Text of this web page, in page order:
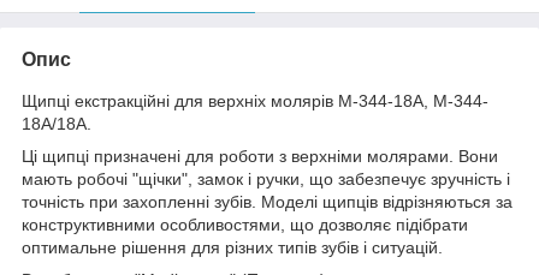
Опис
Щипці екстракційні для верхніх молярів M-344-18A, M-344-
18A/18A.
Ці щипці призначені для роботи з верхніми молярами. Вони
мають робочі "щічки", замок і ручки, що забезпечує зручність і
точність при захопленні зубів. Моделі щипців відрізняються за
конструктивними особливостями, що дозволяє підібрати
оптимальне рішення для різних типів зубів і ситуацій.